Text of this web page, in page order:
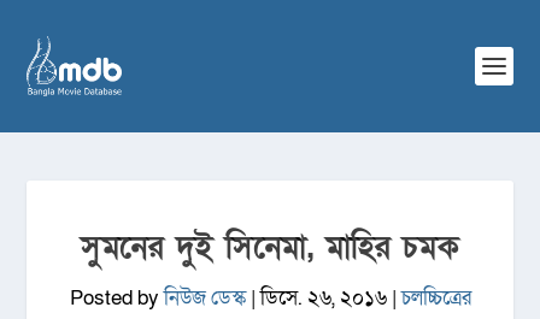
সুমনের দুই সিনেমা, মাহির চমক
Posted byনিউজ ডেস্ক|ডিসে. ২৬, ২০১৬|চলচ্চিত্রের